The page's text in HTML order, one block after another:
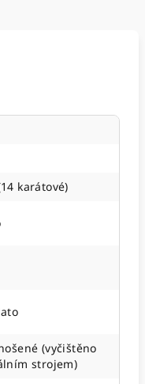
karátové)
(vyčištěno
strojem)